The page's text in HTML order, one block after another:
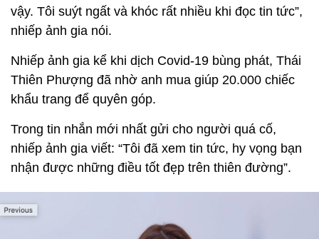
vậy. Tôi suýt ngất và khóc rất nhiều khi đọc tin tức”,
nhiếp ảnh gia nói.
Nhiếp ảnh gia kể khi dịch Covid-19 bùng phát, Thái
Thiên Phượng đã nhờ anh mua giúp 20.000 chiếc
khẩu trang để quyên góp.
Trong tin nhắn mới nhất gửi cho người quá cố,
nhiếp ảnh gia viết: “Tôi đã xem tin tức, hy vọng bạn
nhận được những điều tốt đẹp trên thiên đường”.